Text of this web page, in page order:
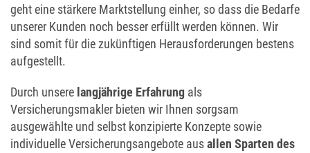
geht eine stärkere Marktstellung einher, so dass die Bedarfe
unserer Kunden noch besser erfüllt werden können. Wir
sind somit für die zukünftigen Herausforderungen bestens
aufgestellt.
Durch unsere langjährige Erfahrung als
Versicherungsmakler bieten wir Ihnen sorgsam
ausgewählte und selbst konzipierte Konzepte sowie
individuelle Versicherungsangebote ausallen Sparten des